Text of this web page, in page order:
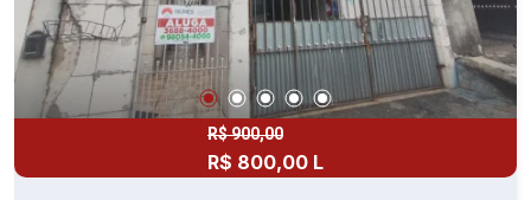
R$ 900,00
R$ 800,00 L